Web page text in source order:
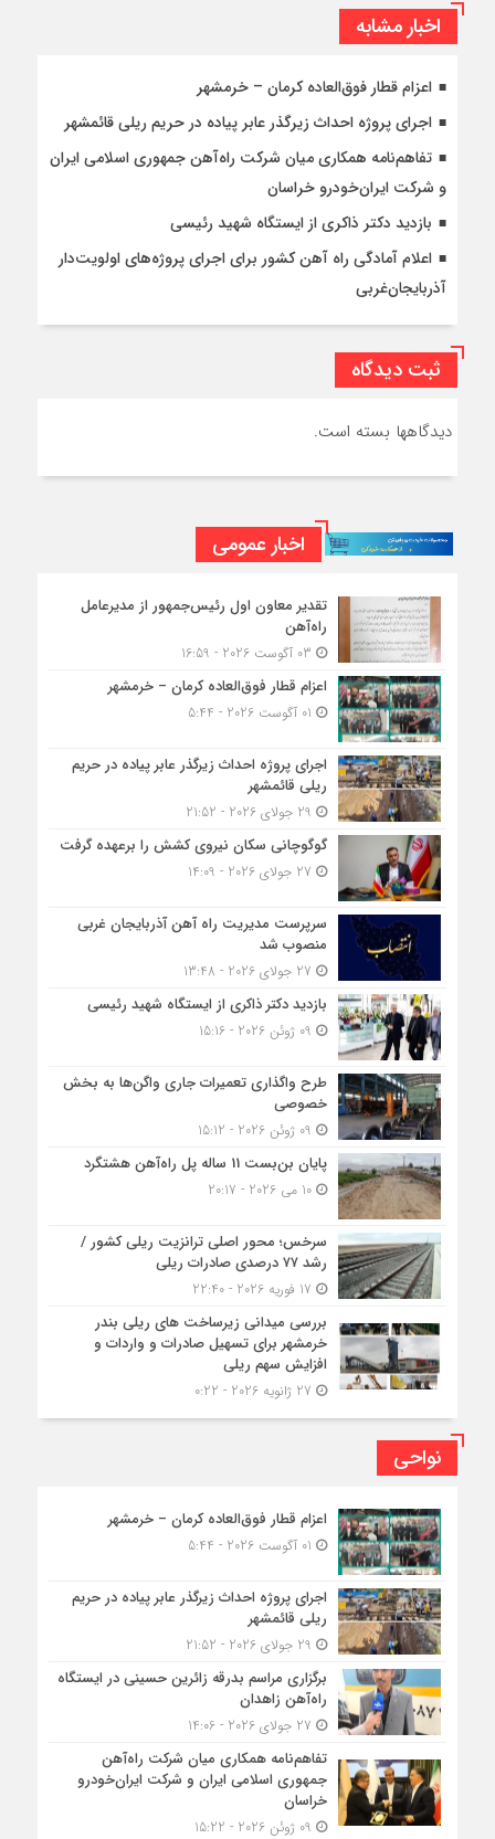
اخبار مشابه
اعزام قطار فوق‌العاده کرمان – خرمشهر
اجرای پروژه احداث زیرگذر عابر پیاده در حریم ریلی قائمشهر
تفاهم‌نامه همکاری میان شرکت راه‌آهن جمهوری اسلامی ایران
و شرکت ایران‌خودرو خراسان
بازدید دکتر ذاکری از ایستگاه شهید رئیسی
اعلام آمادگی راه آهن کشور برای اجرای پروژه‌های اولویت‌دار
آذربایجان‌غربی
ثبت دیدگاه
دیدگاهها بسته است.
اخبار عمومی
تقدیر معاون اول رئیس‌جمهور از مدیرعامل
راه‌آهن
اعزام قطار فوق‌العاده کرمان – خرمشهر
اجرای پروژه احداث زیرگذر عابر پیاده در حریم
ریلی قائمشهر
گوگوچانی سکان نیروی کشش را برعهده گرفت
سرپرست مدیریت راه آهن آذربایجان غربی
منصوب شد
بازدید دکتر ذاکری از ایستگاه شهید رئیسی
طرح واگذاری تعمیرات جاری واگن‌ها به بخش
خصوصی
پایان بن‌بست 11 ساله پل راه‌آهن هشتگرد
10 می 2026 - 20:17
سرخس؛ محور اصلی ترانزیت ریلی کشور /
رشد ۷۷ درصدی صادرات ریلی
بررسی میدانی زیرساخت های ریلی بندر
خرمشهر برای تسهیل صادرات و واردات و
افزایش سهم ریلی
نواحی
اعزام قطار فوق‌العاده کرمان – خرمشهر
اجرای پروژه احداث زیرگذر عابر پیاده در حریم
ریلی قائمشهر
برگزاری مراسم بدرقه زائرین حسینی در ایستگاه
راه‌آهن زاهدان
تفاهم‌نامه همکاری میان شرکت راه‌آهن
جمهوری اسلامی ایران و شرکت ایران‌خودرو
خراسان